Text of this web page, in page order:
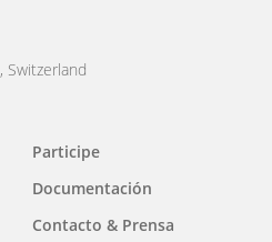
Switzerland
Participe
Documentación
Contacto & Prensa